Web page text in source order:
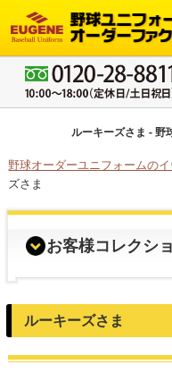
ルーキーズさま - 野
野球オーダーユニフォームの
ズさま
お客様コレクシ
ルーキーズさま